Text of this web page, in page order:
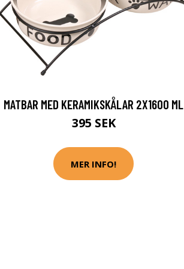
MATBAR MED KERAMIKSKÅLAR 2X1600 ML
395 SEK
MER INFO!